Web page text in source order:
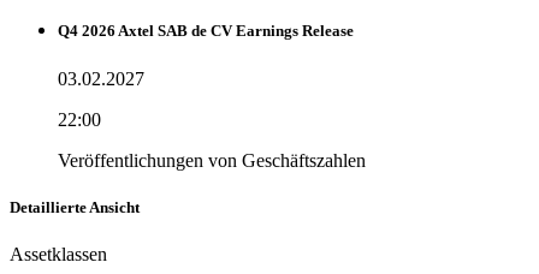
Q4 2026 Axtel SAB de CV Earnings Release
03.02.2027
22:00
Veröffentlichungen von Geschäftszahlen
Detaillierte Ansicht
Assetklassen